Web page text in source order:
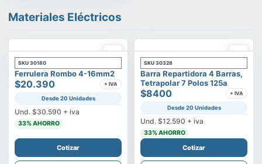
Materiales Eléctricos
SKU 30180
Ferrulera Rombo 4-16mm2
$20.390 + IVA
Desde 20 Unidades
Und. $30.590 + iva
33% AHORRO
Cotizar
SKU 30328
Barra Repartidora 4 Barras,
Tetrapolar 7 Polos 125a
$8400 + IVA
Desde 20 Unidades
Und. $12.590 + iva
33% AHORRO
Cotizar